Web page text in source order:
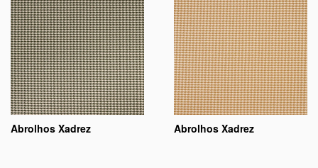
Abrolhos Xadrez Abrolhos Xadrez